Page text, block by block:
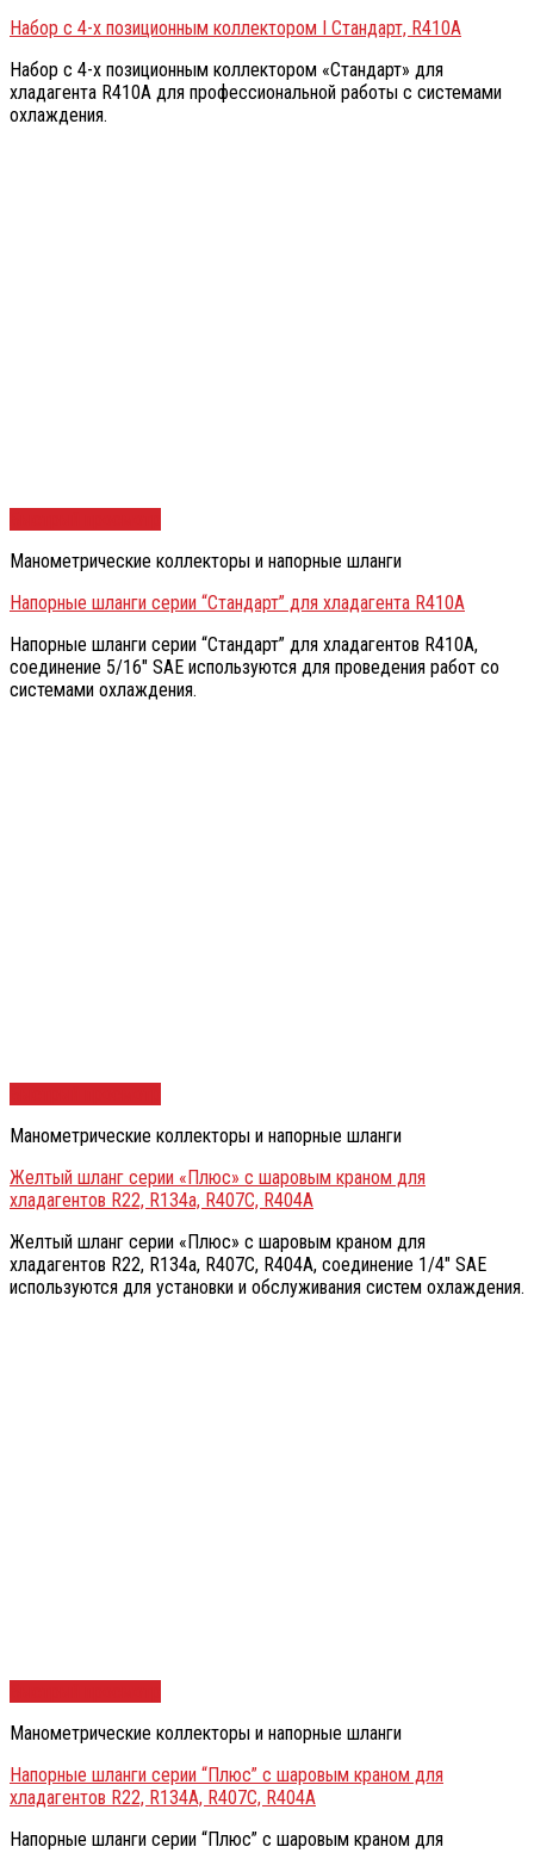
Набор с 4-х позиционным коллектором I Стандарт, R410A
Набор с 4-х позиционным коллектором «Стандарт» для
хладагента R410A для профессиональной работы с системами
охлаждения.
Манометрические коллекторы и напорные шланги
Напорные шланги серии “Стандарт” для хладагента R410А
Напорные шланги серии “Стандарт” для хладагентов R410А,
соединение 5/16″ SAE используются для проведения работ со
системами охлаждения.
Манометрические коллекторы и напорные шланги
Желтый шланг серии «Плюс» с шаровым краном для
хладагентов R22, R134a, R407C, R404A
Желтый шланг серии «Плюс» с шаровым краном для
хладагентов R22, R134a, R407C, R404A, соединение 1/4″ SAE
используются для установки и обслуживания систем охлаждения.
Манометрические коллекторы и напорные шланги
Напорные шланги серии “Плюс” с шаровым краном для
хладагентов R22, R134А, R407C, R404A
Напорные шланги серии “Плюс” с шаровым краном для